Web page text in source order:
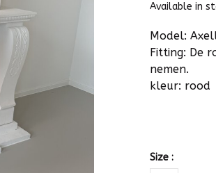
Available in
Model:
Fitting: De
nemen.
kleur: rood
Size :